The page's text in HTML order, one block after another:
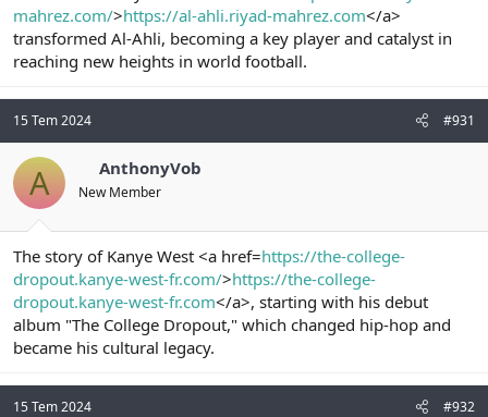
mahrez.com/>https://al-ahli.riyad-mahrez.com</a>
transformed Al-Ahli, becoming a key player and catalyst in
reaching new heights in world football.
15 Tem 2024 #931
A AnthonyVob
New Member
The story of Kanye West <a href=https://the-college-
dropout.kanye-west-fr.com/>https://the-college-
dropout.kanye-west-fr.com</a>, starting with his debut
album "The College Dropout," which changed hip-hop and
became his cultural legacy.
15 Tem 2024 #932